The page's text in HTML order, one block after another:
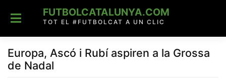
content
FUTBOLCATALUNYA.COM
TOT EL #FUTBOLCAT A UN CLIC
Europa, Ascó i Rubí aspiren a la Grossa
de Nadal